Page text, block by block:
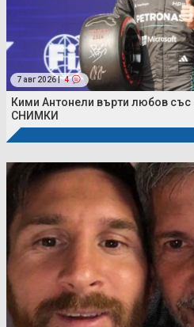
7 авг 2026 | 4
Кими Антонели върти любов със
СНИМКИ